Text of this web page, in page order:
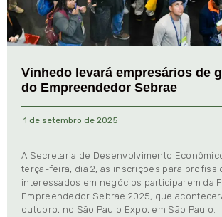
Vinhedo levará empresários de
do Empreendedor Sebrae
1 de setembro de 2025
A Secretaria de Desenvolvimento
terça-feira, dia 2, as inscrições para
interessados em negócios participarem da
Empreendedor Sebrae 2025, que
outubro, no São Paulo Expo, em São Paulo.